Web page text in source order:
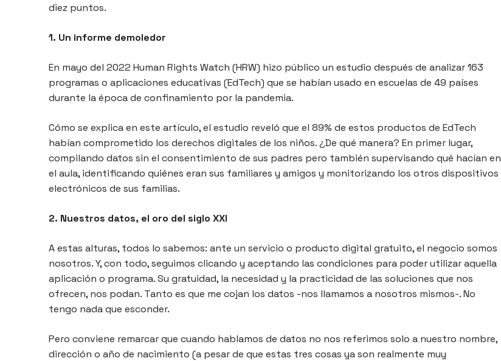
diez puntos.
1. Un informe demoledor
En mayo del 2022 Human Rights Watch (HRW) hizo público un estudio después de analizar 163
programas o aplicaciones educativas (EdTech) que se habían usado en escuelas de 49 países
durante la época de confinamiento por la pandemia.
Cómo se explica en este artículo, el estudio reveló que el 89% de estos productos de EdTech
habían comprometido los derechos digitales de los niños. ¿De qué manera? En primer lugar,
compilando datos sin el consentimiento de sus padres pero también supervisando qué hacían en
el aula, identificando quiénes eran sus familiares y amigos y monitorizando los otros dispositivos
electrónicos de sus familias.
2. Nuestros datos, el oro del siglo XXI
A estas alturas, todos lo sabemos: ante un servicio o producto digital gratuito, el negocio somos
nosotros. Y, con todo, seguimos clicando y aceptando las condiciones para poder utilizar aquella
aplicación o programa. Su gratuidad, la necesidad y la practicidad de las soluciones que nos
ofrecen, nos podan. Tanto es que me cojan los datos -nos llamamos a nosotros mismos-. No
tengo nada que esconder.
Pero conviene remarcar que cuando hablamos de datos no nos referimos solo a nuestro nombre,
dirección o año de nacimiento (a pesar de que estas tres cosas ya son realmente muy